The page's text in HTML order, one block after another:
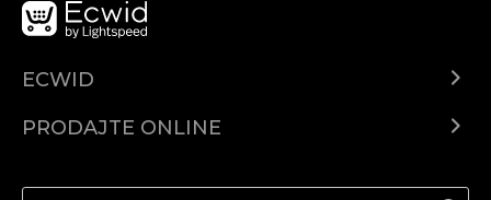
ECWID
PRODAJTE ONLINE